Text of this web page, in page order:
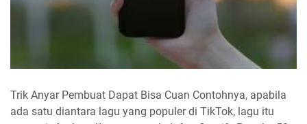
Trik Anyar Pembuat Dapat Bisa Cuan Contohnya, apabila
ada satu diantara lagu yang populer di TikTok, lagu itu